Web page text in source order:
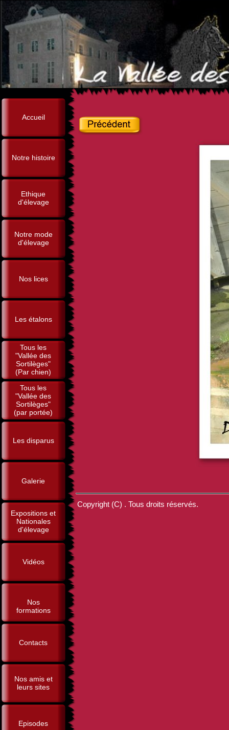
Accueil
Notre histoire
Ethique
d'élevage
Notre mode
d'élevage
Nos lices
Les étalons
Tous les
"Vallée des
Sortilèges"
(Par chien)
Tous les
"Vallée des
Sortilèges"
(par portée)
Les disparus
Galerie
Expositions et
Nationales
d'élevage
Vidéos
Nos
formations
Contacts
Nos amis et
leurs sites
Episodes
Copyright (C) . Tous droits réservés.